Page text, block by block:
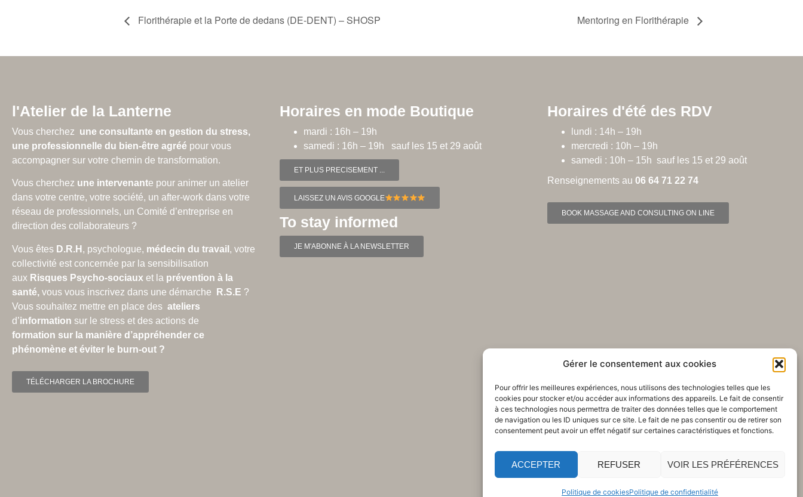
Gérer le consentement aux cookies
Pour offrir les meilleures expériences, nous utilisons des technologies telles que les
cookies pour stocker et/ou accéder aux informations des appareils. Le fait de consentir
à ces technologies nous permettra de traiter des données telles que le comportement
de navigation ou les ID uniques sur ce site. Le fait de ne pas consentir ou de retirer son
consentement peut avoir un effet négatif sur certaines caractéristiques et fonctions.
ACCEPTER REFUSER VOIR LES PRÉFÉRENCES
Politique de cookiesPolitique de confidentialité
Florithérapie et la Porte de dedans (DE-DENT) – SHOSP Mentoring en Florithérapie
l'Atelier de la Lanterne
Vous cherchez une consultante en gestion du stress,
une professionnelle du bien-être agréé pour vous
accompagner sur votre chemin de transformation.
Vous cherchez une intervenante pour animer un atelier
dans votre centre, votre société, un after-work dans votre
réseau de professionnels, un Comité d’entreprise en
direction des collaborateurs ?
Vous êtes D.R.H , psychologue, médecin du travail , votre
collectivité est concernée par la sensibilisation
aux Risques Psycho-sociaux et la prévention à la
santé, vous vous inscrivez dans une démarche R.S.E ?
Vous souhaitez mettre en place des ateliers
d’information sur le stress et des actions de
formation sur la manière d’appréhender ce
phénomène et éviter le burn-out ?
TÉLÉCHARGER LA BROCHURE
Horaires en mode Boutique
mardi : 16h – 19h
samedi : 16h – 19h sauf les 15 et 29 août
ET PLUS PRECISEMENT ...
LAISSEZ UN AVIS GOOGLE
To stay informed
JE M'ABONNE À LA NEWSLETTER
Horaires d'été des RDV
lundi : 14h – 19h
mercredi : 10h – 19h
samedi : 10h – 15h sauf les 15 et 29 août
Renseignements au 06 64 71 22 74
BOOK MASSAGE AND CONSULTING ON LINE